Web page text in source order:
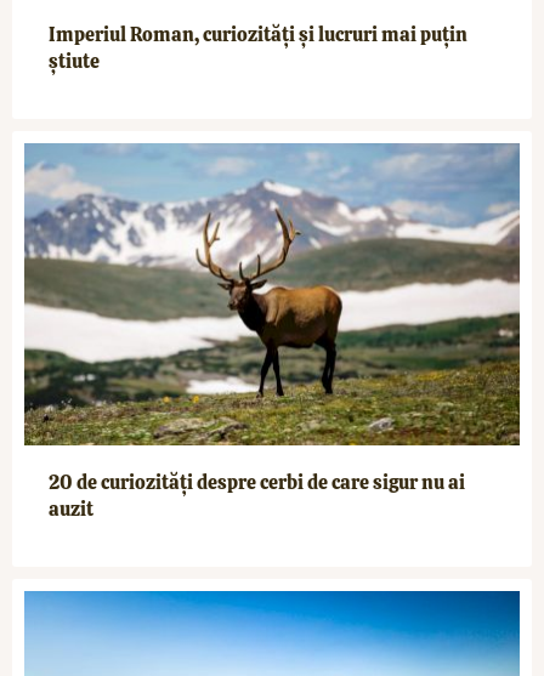
Imperiul Roman, curiozități și lucruri mai puțin
știute
20 de curiozități despre cerbi de care sigur nu ai
auzit